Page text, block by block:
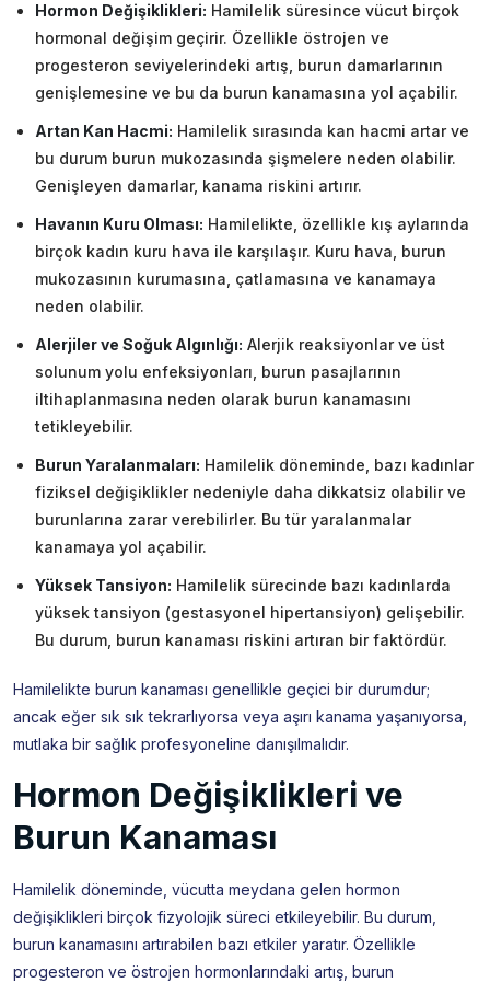
Hormon Değişiklikleri: Hamilelik süresince vücut birçok
hormonal değişim geçirir. Özellikle östrojen ve
progesteron seviyelerindeki artış, burun damarlarının
genişlemesine ve bu da burun kanamasına yol açabilir.
Artan Kan Hacmi: Hamilelik sırasında kan hacmi artar ve
bu durum burun mukozasında şişmelere neden olabilir.
Genişleyen damarlar, kanama riskini artırır.
Havanın Kuru Olması: Hamilelikte, özellikle kış aylarında
birçok kadın kuru hava ile karşılaşır. Kuru hava, burun
mukozasının kurumasına, çatlamasına ve kanamaya
neden olabilir.
Alerjiler ve Soğuk Algınlığı: Alerjik reaksiyonlar ve üst
solunum yolu enfeksiyonları, burun pasajlarının
iltihaplanmasına neden olarak burun kanamasını
tetikleyebilir.
Burun Yaralanmaları: Hamilelik döneminde, bazı kadınlar
fiziksel değişiklikler nedeniyle daha dikkatsiz olabilir ve
burunlarına zarar verebilirler. Bu tür yaralanmalar
kanamaya yol açabilir.
Yüksek Tansiyon: Hamilelik sürecinde bazı kadınlarda
yüksek tansiyon (gestasyonel hipertansiyon) gelişebilir.
Bu durum, burun kanaması riskini artıran bir faktördür.
Hamilelikte burun kanaması genellikle geçici bir durumdur;
ancak eğer sık sık tekrarlıyorsa veya aşırı kanama yaşanıyorsa,
mutlaka bir sağlık profesyoneline danışılmalıdır.
Hormon Değişiklikleri ve
Burun Kanaması
Hamilelik döneminde, vücutta meydana gelen hormon
değişiklikleri birçok fizyolojik süreci etkileyebilir. Bu durum,
burun kanamasını artırabilen bazı etkiler yaratır. Özellikle
progesteron ve östrojen hormonlarındaki artış, burun